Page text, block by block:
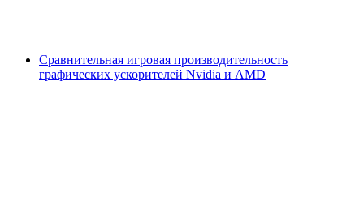
Сравнительная игровая производительность
графических ускорителей Nvidia и AMD